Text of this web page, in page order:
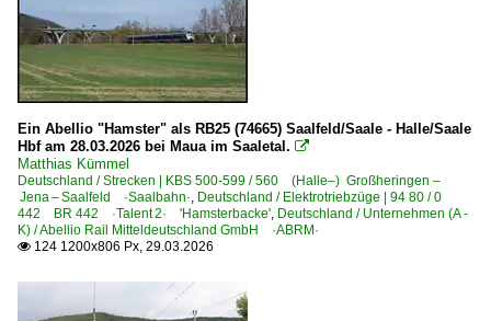
6 155 BR 155 DR 250 'Energiecontainer'
6 155 BR 155 DR 250 'Energiecontainer' Private
6 156 BR 156 DR 252
Elektrotriebzüge | 93 8x | ICE - IC
ICE 1 BR 401 · 5 401 · 5 801-804 ganze Züge
ICE 3 BR 403 · 5 403
ICE T BR 411 · 5 411
Elektrotriebzüge | 94 80
Ein Abellio "Hamster" als RB25 (74665) Saalfeld/Saale - Halle/Saale
Hbf am 28.03.2026 bei Maua im Saaletal. 
Matthias Kümmel
Deutschland / Strecken | KBS 500-599 / 560 (Halle–) Großheringen –
Jena – Saalfeld ·Saalbahn·, Deutschland / Elektrotriebzüge | 94 80 / 0
442 BR 442 ·Talent 2· 'Hamsterbacke', Deutschland / Unternehmen (A -
K) / Abellio Rail Mitteldeutschland GmbH ·ABRM·
 124 1200x806 Px, 29.03.2026